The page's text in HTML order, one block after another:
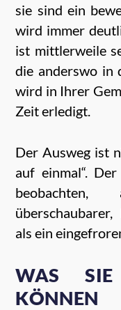
sie sind ein
wird immer
ist mittlerweile
die anderswo in
wird in Ihrer
Zeit erledigt.
Der Ausweg ist
auf einmal“.
als ein
WAS
KÖNNEN